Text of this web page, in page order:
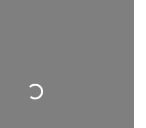
Wird geladen …